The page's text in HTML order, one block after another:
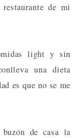
de mi
light y sin
una dieta
es que no se me
de casa la